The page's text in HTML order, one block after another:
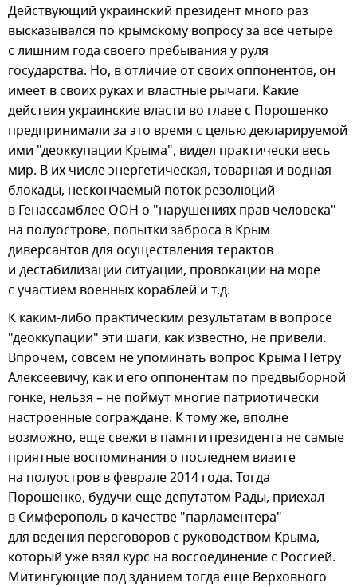
Действующий украинский президент много раз
высказывался по крымскому вопросу за все четыре
с лишним года своего пребывания у руля
государства. Но, в отличие от своих оппонентов, он
имеет в своих руках и властные рычаги. Какие
действия украинские власти во главе с Порошенко
предпринимали за это время с целью декларируемой
ими "деоккупации Крыма", видел практически весь
мир. В их числе энергетическая, товарная и водная
блокады, нескончаемый поток резолюций
в Генассамблее ООН о "нарушениях прав человека"
на полуострове, попытки заброса в Крым
диверсантов для осуществления терактов
и дестабилизации ситуации, провокации на море
с участием военных кораблей и т.д.
К каким-либо практическим результатам в вопросе
"деоккупации" эти шаги, как известно, не привели.
Впрочем, совсем не упоминать вопрос Крыма Петру
Алексеевичу, как и его оппонентам по предвыборной
гонке, нельзя – не поймут многие патриотически
настроенные сограждане. К тому же, вполне
возможно, еще свежи в памяти президента не самые
приятные воспоминания о последнем визите
на полуостров в феврале 2014 года. Тогда
Порошенко, будучи еще депутатом Рады, приехал
в Симферополь в качестве "парламентера"
для ведения переговоров с руководством Крыма,
который уже взял курс на воссоединение с Россией.
Митингующие под зданием тогда еще Верховного